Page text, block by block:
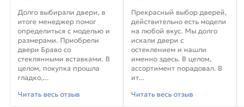
Долго выбирали двери, в
итоге менеджер помог
определиться с моделью и
размерами. Приобрели
двери Браво со
стеклянными вставками. В
целом, покупка прошла
гладко,...
Читать весь отзыв
Прекрасный выбор дверей,
действительно есть модели
на любой вкус. Мы долго
искали двери с
остеклением и нашли
именно здесь. В целом,
ассортимент порадовал. В
ит...
Читать весь отзыв